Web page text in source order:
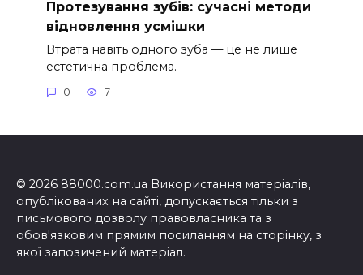
Протезування зубів: сучасні методи
відновлення усмішки
Втрата навіть одного зуба — це не лише
естетична проблема.
0 7
© 2026 88000.com.ua Використання матеріалів,
опублікованих на сайті, допускається тільки з
письмового дозволу правовласника та з
обов'язковим прямим посиланням на сторінку, з
якої запозичений матеріал.